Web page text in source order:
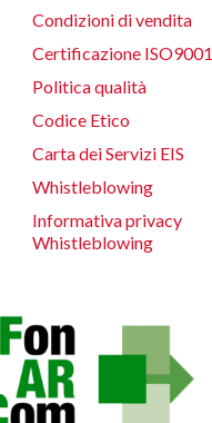
Condizioni di vendita
Certificazione ISO9001
Politica qualità
Codice Etico
Carta dei Servizi EIS
Whistleblowing
Informativa privacy
Whistleblowing